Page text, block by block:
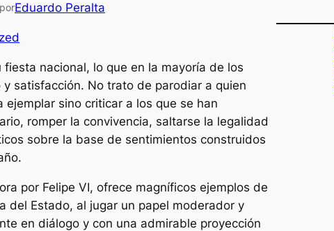
porEduardo Peralta
fiesta nacional, lo que en la mayoría de los
satisfacción. No trato de parodiar a quien
ejemplar sino criticar a los que se han
romper la convivencia, saltarse la legalidad
sobre la base de sentimientos construidos
por Felipe VI, ofrece magníficos ejemplos de
del Estado, al jugar un papel moderador y
en diálogo y con una admirable proyección